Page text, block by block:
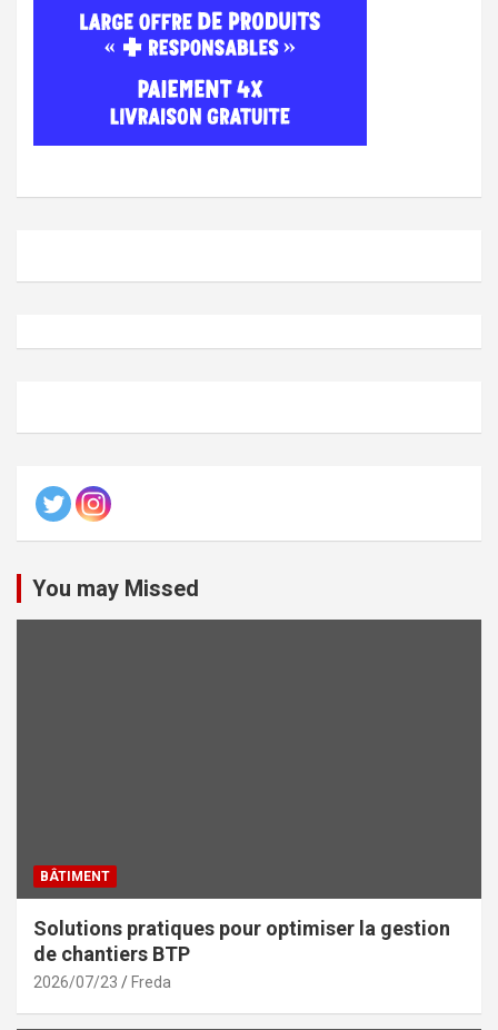
You may Missed
BÂTIMENT
Solutions pratiques pour optimiser la gestion
de chantiers BTP
2026/07/23 Freda